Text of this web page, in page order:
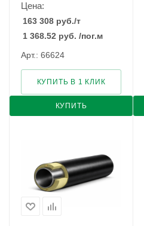
Цена:
163 308 руб./т
1 368.52 руб. /пог.м
Арт.: 66624
КУПИТЬ
КУПИТЬ В 1 КЛИК